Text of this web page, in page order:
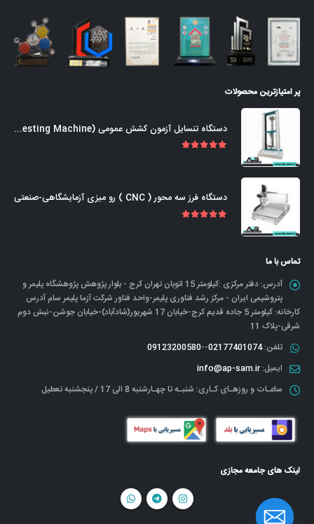
پر امتیازترین محصولات
دستگاه تنسایل آزمون کشش عمومی (Universal Tensile Testing Machine)
دستگاه فرز سه محور ( CNC ) رو میزی آزمایشگاهی-صنعتی
تماس با ما
آدرس:
دفتر مرکزی :کیلومتر 15 اتوبان تهران کرج - بلوار پژوهش پژوهشگاه پلیمر و
پتروشیمی ایران - مرکز رشد فناوری پلیمر-واحد فناور شرکت آزما پلیمر سام آدرس
کارخانه: کیلومتر 5 جاده قدیم کرج-خیابان 17 شهریور(شادآباد)-خیابان جوشن-نبش دوم
شرقی-پلاک 11
تلفن:02177401074
--
09123200580
ایمیل:info@ap-sam.ir
ساعـات و روزهـای کـاری: شنبـه تا چهـارشنبه 8 الی 17 / پنجشنبه تعطیل
لینک های جامعه مجازی